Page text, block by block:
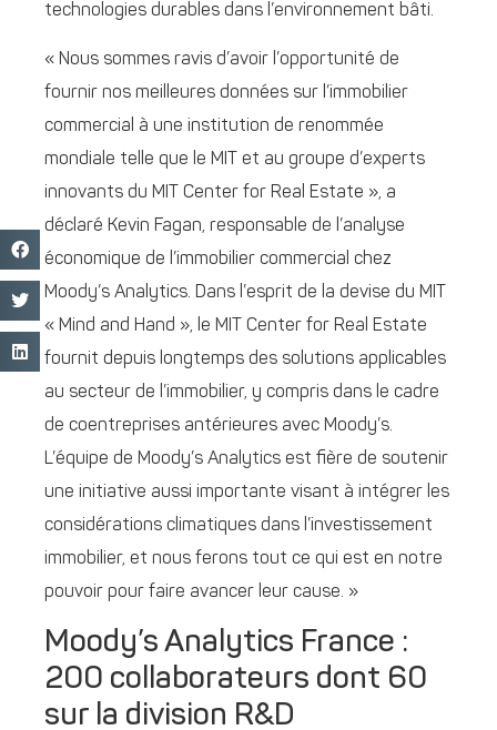
technologies durables dans l’environnement bâti.
« Nous sommes ravis d’avoir l’opportunité de
fournir nos meilleures données sur l’immobilier
commercial à une institution de renommée
mondiale telle que le MIT et au groupe d’experts
innovants du MIT Center for Real Estate », a
déclaré Kevin Fagan, responsable de l’analyse
économique de l’immobilier commercial chez
Moody’s Analytics. Dans l’esprit de la devise du MIT
« Mind and Hand », le MIT Center for Real Estate
fournit depuis longtemps des solutions applicables
au secteur de l’immobilier, y compris dans le cadre
de coentreprises antérieures avec Moody’s.
L’équipe de Moody’s Analytics est fière de soutenir
une initiative aussi importante visant à intégrer les
considérations climatiques dans l’investissement
immobilier, et nous ferons tout ce qui est en notre
pouvoir pour faire avancer leur cause. »
Moody’s Analytics France :
200 collaborateurs dont 60
sur la division R&D